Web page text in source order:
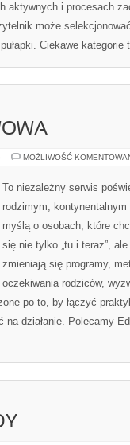
aktywnych i procesach
może
Ciekawe
MOŻLIWOŚĆ
To niezależny serwis
rodzimym,
myślą o osobach, które
się nie tylko „tu i teraz”,
zmieniają się programy,
oczekiwania rodziców,
po to, by łączyć
na działanie. Polecamy